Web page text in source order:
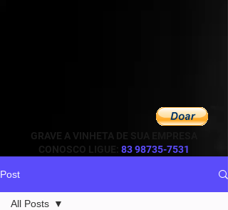
GRAVE A VINHETA DE SUA EMPRESA
CONOSCO LIGUE:
83 98735-7531
Post
All Posts